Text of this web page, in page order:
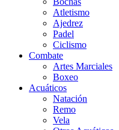
Atletismo
Ajedrez
Padel
Ciclismo
Combate
Artes Marciales
Boxeo
Acuáticos
Natación
Remo
Vela